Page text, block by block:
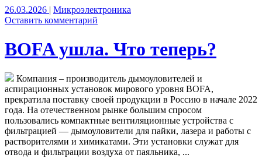
26.03.2026
Микроэлектроника
Оставить комментарий
BOFA ушла. Что теперь?
Компания – производитель дымоуловителей и
аспирационных установок мирового уровня BOFA,
прекратила поставку своей продукции в Россию в начале 2022
года. На отечественном рынке большим спросом
пользовались компактные вентиляционные устройства с
фильтрацией — дымоуловители для пайки, лазера и работы с
растворителями и химикатами. Эти установки служат для
отвода и фильтрации воздуха от паяльника, ...